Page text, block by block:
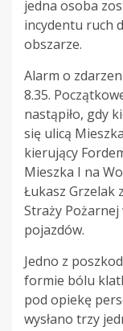
jedna osoba
incydentu ruch
obszarze.
Alarm o
8.35.
nastąpiło, gdy
się ulicą
kierujący
Mieszka I na
Łukasz Grzelak
Straży Pożarnej
pojazdów.
Jedno z
formie bólu
pod opiekę
wysłano trzy